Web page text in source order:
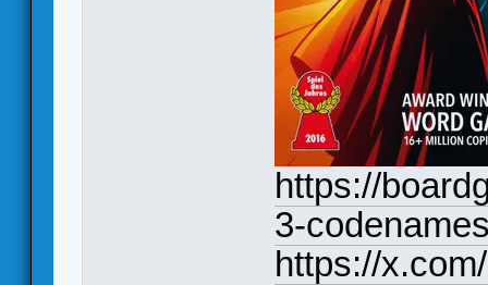
https://
3-
https://